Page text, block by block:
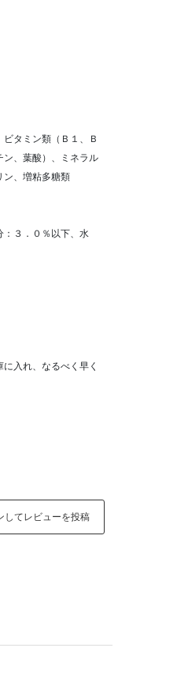
タミン類（Ｂ１、Ｂ
ン、葉酸）、ミネラル
ン、増粘多糖類
：３．０％以下、水
入れ、なるべく早く
してレビューを投稿